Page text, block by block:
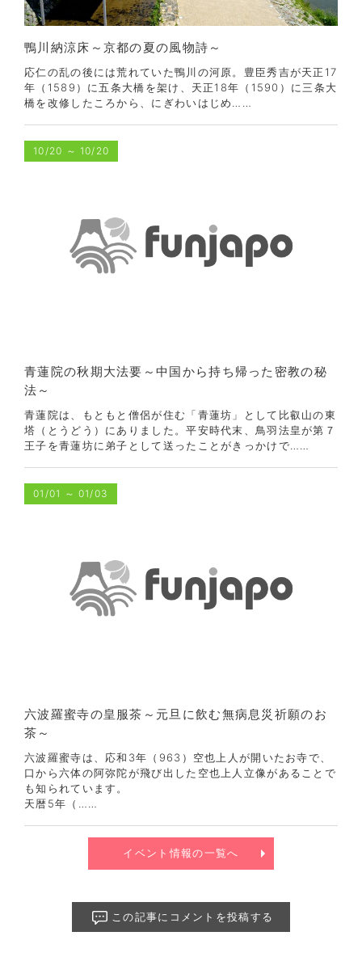
鴨川納涼床～京都の夏の風物詩～
応仁の乱の後には荒れていた鴨川の河原。豊臣秀吉が天正17
年（1589）に五条大橋を架け、天正18年（1590）に三条大
橋を改修したころから、にぎわいはじめ……
10/20 ～ 10/20
青蓮院の秋期大法要～中国から持ち帰った密教の秘
法～
青蓮院は、もともと僧侶が住む「青蓮坊」として比叡山の東
塔（とうどう）にありました。平安時代末、鳥羽法皇が第７
王子を青蓮坊に弟子として送ったことがきっかけで……
01/01 ～ 01/03
六波羅蜜寺の皇服茶～元旦に飲む無病息災祈願のお
茶～
六波羅蜜寺は、応和3年（963）空也上人が開いたお寺で、
口から六体の阿弥陀が飛び出した空也上人立像があることで
も知られています。
天暦5年（……
イベント情報の一覧へ
この記事にコメントを投稿する